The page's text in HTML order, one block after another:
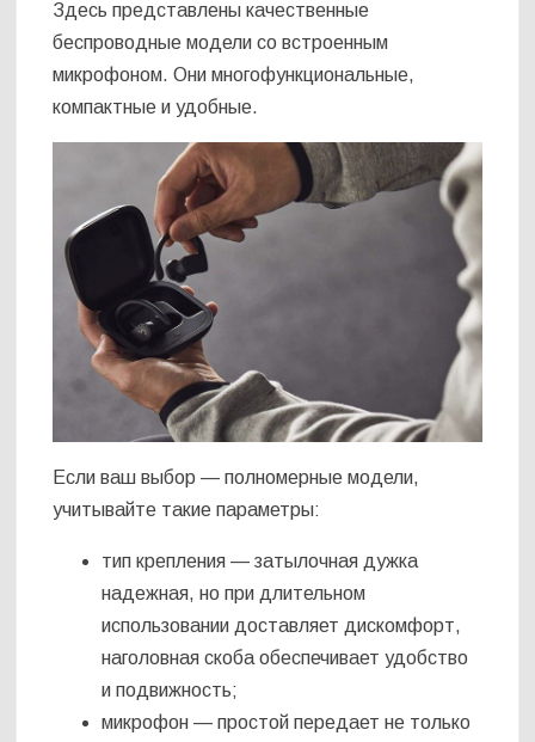
Здесь представлены качественные
беспроводные модели со встроенным
микрофоном. Они многофункциональные,
компактные и удобные.
Если ваш выбор — полномерные модели,
учитывайте такие параметры:
тип крепления — затылочная дужка
надежная, но при длительном
использовании доставляет дискомфорт,
наголовная скоба обеспечивает удобство
и подвижность;
микрофон — простой передает не только